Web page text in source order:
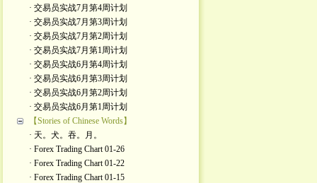
· 交易员实战7月第4周计划
· 交易员实战7月第3周计划
· 交易员实战7月第2周计划
· 交易员实战7月第1周计划
· 交易员实战6月第4周计划
· 交易员实战6月第3周计划
· 交易员实战6月第2周计划
· 交易员实战6月第1周计划
【Stories of Chinese Words】
· 天。犬。吞。月。
· Forex Trading Chart 01-26
· Forex Trading Chart 01-22
· Forex Trading Chart 01-15